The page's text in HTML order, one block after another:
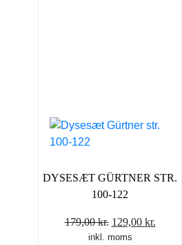
DYSESÆT GÜRTNER STR.
100-122
179,00kr. Den
oprindelige
129,00 kr.Den
inkl. moms